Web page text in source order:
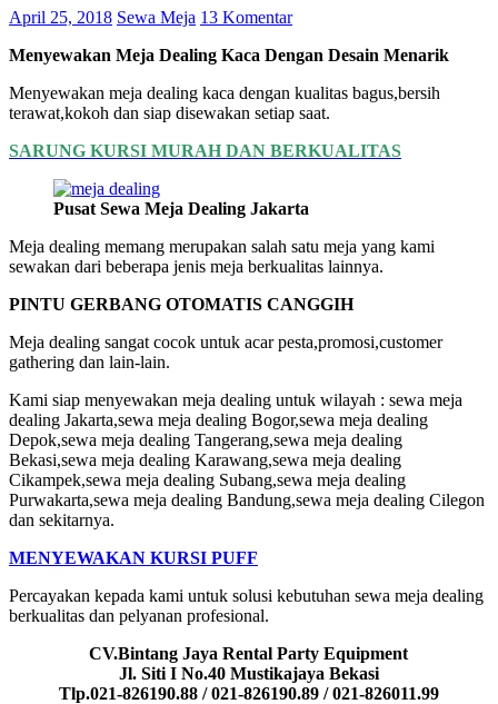
April 25, 2018 Sewa Meja 13 Komentar
Menyewakan Meja Dealing Kaca Dengan Desain Menarik
Menyewakan meja dealing kaca dengan kualitas bagus,bersih
terawat,kokoh dan siap disewakan setiap saat.
SARUNG KURSI MURAH DAN BERKUALITAS
Pusat Sewa Meja Dealing Jakarta
Meja dealing memang merupakan salah satu meja yang kami
sewakan dari beberapa jenis meja berkualitas lainnya.
PINTU GERBANG OTOMATIS CANGGIH
Meja dealing sangat cocok untuk acar pesta,promosi,customer
gathering dan lain-lain.
Kami siap menyewakan meja dealing untuk wilayah : sewa meja
dealing Jakarta,sewa meja dealing Bogor,sewa meja dealing
Depok,sewa meja dealing Tangerang,sewa meja dealing
Bekasi,sewa meja dealing Karawang,sewa meja dealing
Cikampek,sewa meja dealing Subang,sewa meja dealing
Purwakarta,sewa meja dealing Bandung,sewa meja dealing Cilegon
dan sekitarnya.
MENYEWAKAN KURSI PUFF
Percayakan kepada kami untuk solusi kebutuhan sewa meja dealing
berkualitas dan pelyanan profesional.
CV.Bintang Jaya Rental Party Equipment
Jl. Siti I No.40 Mustikajaya Bekasi
Tlp.021-826190.88 / 021-826190.89 / 021-826011.99